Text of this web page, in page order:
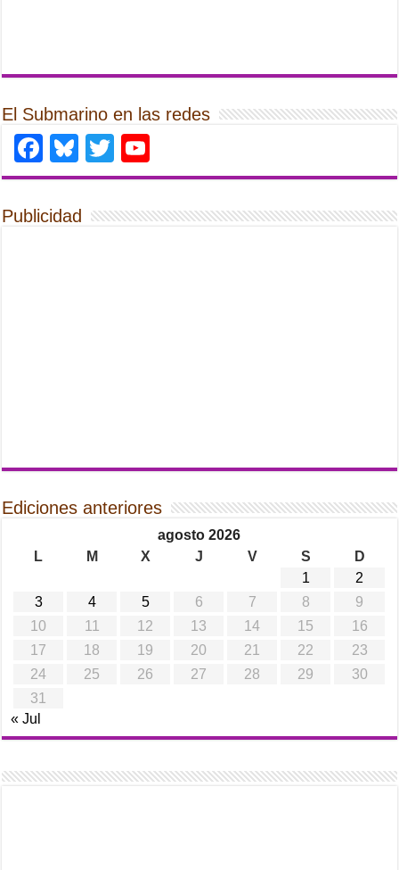
El Submarino en las redes
Facebook
Bluesky
Twitter
Publicidad
Ediciones anteriores
agosto 2026
L
M X J V S
D
1
2
3
4 5 6 7 8
9
10
11 12 13 14 15
16
17
18 19 20 21 22
23
24
25 26 27 28 29
30
31
« Jul